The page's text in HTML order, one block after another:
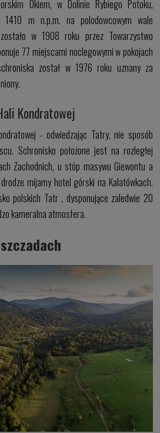
Okiem, w Dolinie Rybiego Potoku,
m n.p.m. na polodowcowym wale
w 1908 roku przez Towarzystwo
77 miejscami noclegowymi w pokojach
został w 1976 roku uznany za
Kondratowej
- odwiedzając Tatry, nie sposób
Schronisko położone jest na rozległej
Zachodnich, u stóp masywu Giewontu a
mijamy hotel górski na Kalatówkach.
polskich Tatr , dysponujące zaledwie 20
kameralna atmosfera.